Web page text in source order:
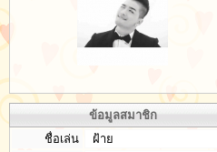
ข้อมูลสมาชิก
ชื่อเล่น
ฝ้าย